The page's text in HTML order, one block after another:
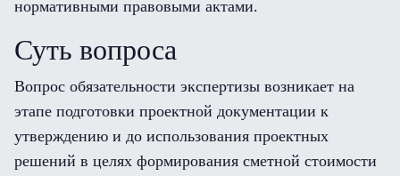
нормативными правовыми актами.
Суть вопроса
Вопрос обязательности экспертизы возникает на
этапе подготовки проектной документации к
утверждению и до использования проектных
решений в целях формирования сметной стоимости